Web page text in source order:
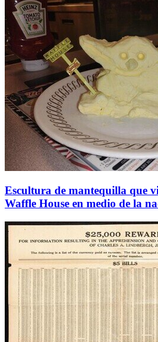
Escultura de mantequilla que
Waffle House en medio de la